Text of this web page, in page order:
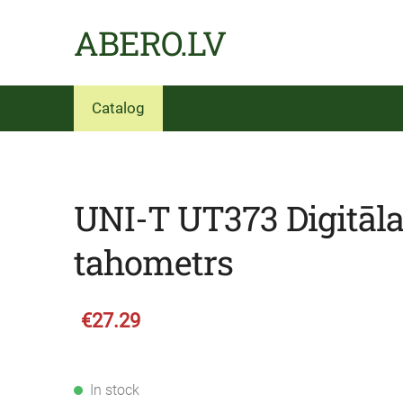
ABERO.LV
Catalog
UNI-T UT373
tahometrs
€27.29
In stock